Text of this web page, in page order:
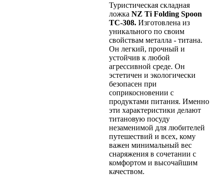
Туристическая складная
ложка NZ Ti Folding Spoon
TC-308. Изготовлена из
уникального по своим
свойствам металла - титана.
Он легкий, прочный и
устойчив к любой
агрессивной среде. Он
эстетичен и экологически
безопасен при
соприкосновении с
продуктами питания. Именно
эти характеристики делают
титановую посуду
незаменимой для любителей
путешествий и всех, кому
важен минимальный вес
снаряжения в сочетании с
комфортом и высочайшим
качеством.